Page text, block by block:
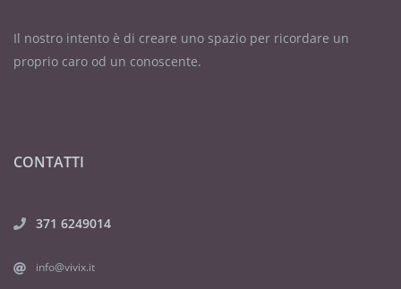
Il nostro intento è di creare uno spazio per ricordare un
proprio caro od un conoscente.
CONTATTI
371 6249014
info@vivix.it